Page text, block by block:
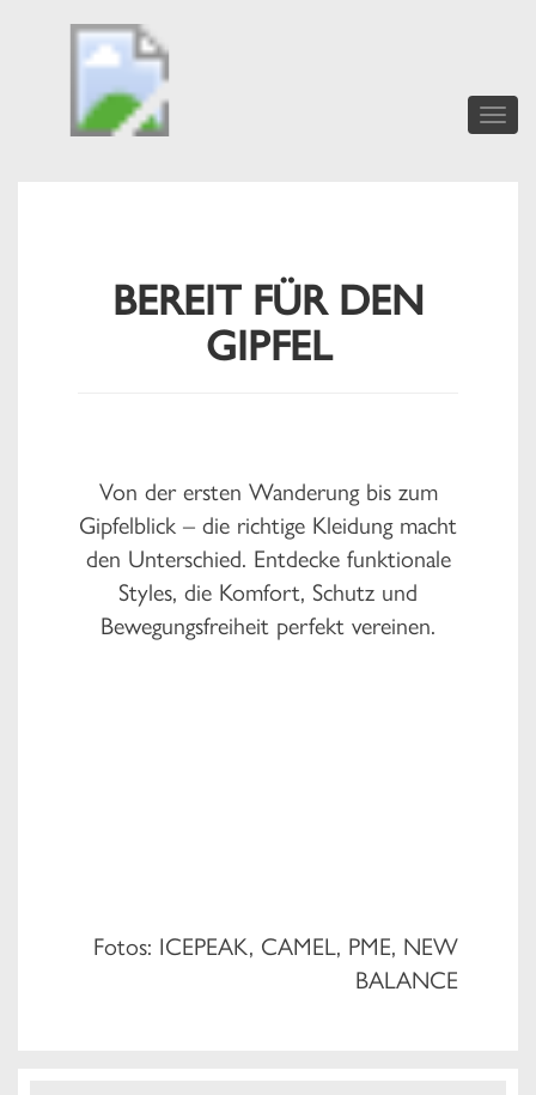
Toggle
BEREIT FÜR DEN
GIPFEL
Von der ersten Wanderung bis zum
Gipfelblick – die richtige Kleidung macht
den Unterschied. Entdecke funktionale
Styles, die Komfort, Schutz und
Bewegungsfreiheit perfekt vereinen.
Fotos: ICEPEAK, CAMEL, PME, NEW
BALANCE